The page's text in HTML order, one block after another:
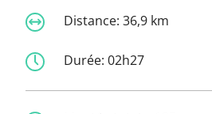
Distance: 36,9 km
Durée: 02h27